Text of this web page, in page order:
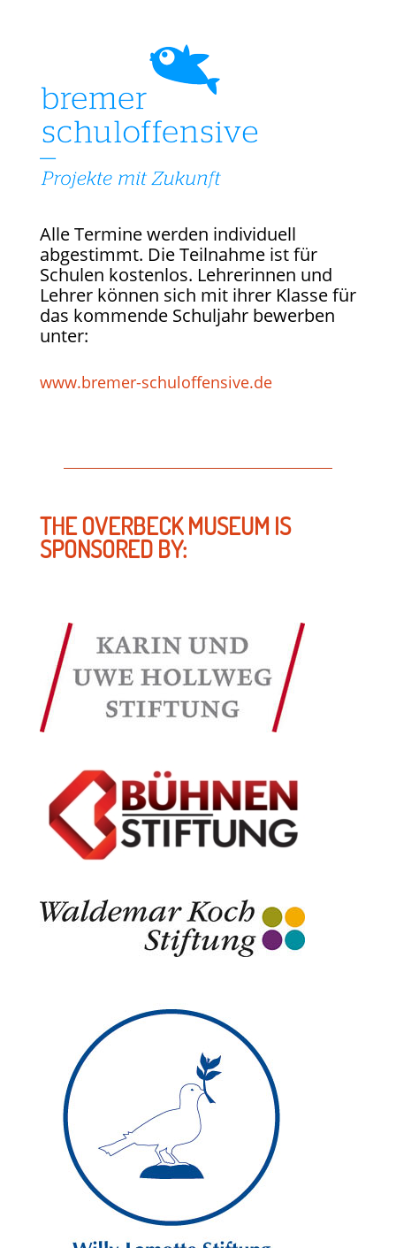
Alle Termine werden individuell
abgestimmt. Die Teilnahme ist für
Schulen kostenlos. Lehrerinnen und
Lehrer können sich mit ihrer Klasse für
das kommende Schuljahr bewerben
unter:
www.bremer-schuloffensive.de
THE OVERBECK MUSEUM IS
SPONSORED BY: